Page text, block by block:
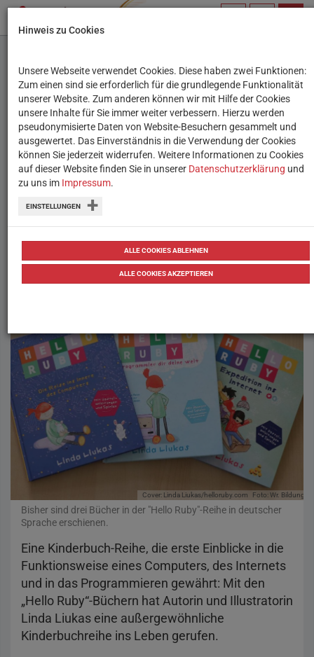
Computer,
Programmierung und
das Internet mit Ruby
entdecken
Computational Thinking-Materialien im
Kinderbuchreihe.
vonTanja Waculik & Angela Deutsch & Lisa Pollak 21.02.2019
Testbericht
Cover: Linda Liukas/helloruby.com Foto: Wr.
Bisher sind drei Bücher in der "Hello Ruby"-Reihe in deutscher
Sprache erschienen.
Eine Kinderbuch-Reihe, die erste Einblicke in die
Funktionsweise eines Computers, des Internets
und in das Programmieren gewährt: Mit den
„Hello Ruby“-Büchern hat Autorin und Illustratorin
Linda Liukas eine außergewöhnliche
Kinderbuchreihe ins Leben gerufen.
Hinweis zu Cookies
Unsere Webseite verwendet Cookies. Diese haben zwei Funktionen:
Zum einen sind sie erforderlich für die grundlegende Funktionalität
unserer Website. Zum anderen können wir mit Hilfe der Cookies
unsere Inhalte für Sie immer weiter verbessern. Hierzu werden
pseudonymisierte Daten von Website-Besuchern gesammelt und
ausgewertet. Das Einverständnis in die Verwendung der Cookies
können Sie jederzeit widerrufen. Weitere Informationen zu Cookies
auf dieser Website finden Sie in unserer Datenschutzerklärung und
zu uns im Impressum.
EINSTELLUNGEN
ALLE COOKIES ABLEHNEN
ALLE COOKIES AKZEPTIEREN